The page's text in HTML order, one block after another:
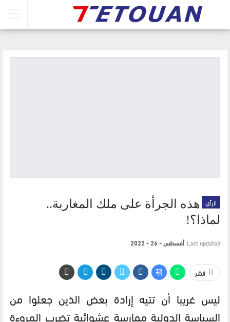
الرأي هذه الجرأة على ملك المغاربة..
لماذا؟!
Last updated أغسطس - 26 - 2022
انشر
ليس غريبا أن تتيه إرادة بعض الذين جعلوا من
السياسة الدولية ممارسة عشوائية تضرب المروءة